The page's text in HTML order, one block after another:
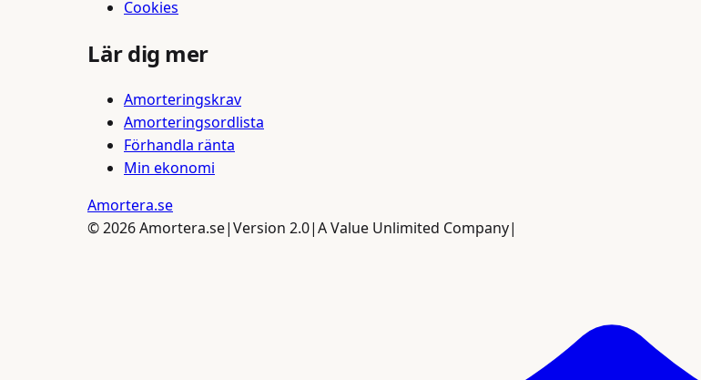
Cookies
Lär dig mer
Amorteringskrav
Amorteringsordlista
Förhandla ränta
Min ekonomi
Amortera.se
©2026Amortera.se|Version 2.0|A Value Unlimited Company|